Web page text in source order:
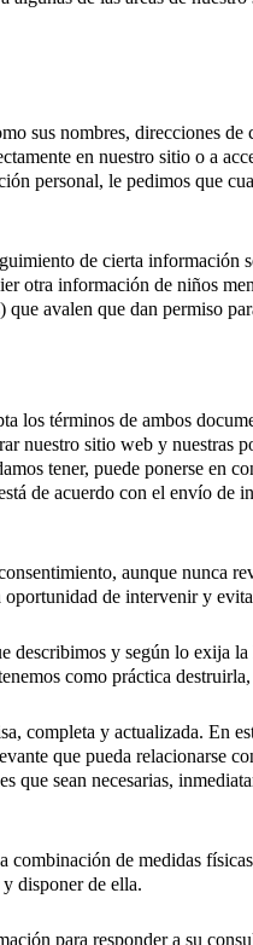
sus nombres, direcciones
en nuestro sitio o a
personal, le pedimos que
de cierta información
otra información de niños
avalen que dan permiso
términos de ambos
nuestro sitio web y nuestras
tener, puede ponerse en
de acuerdo con el envío de
aunque nunca
oportunidad de intervenir y
describimos y según lo exija
como práctica
completa y actualizada. En
que pueda relacionarse
sean necesarias,
de medidas
disponer de ella.
para responder a su